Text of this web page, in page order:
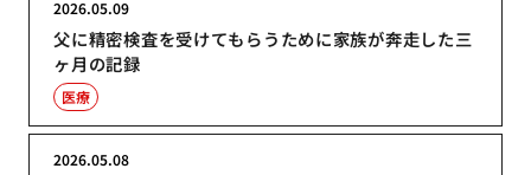
父に精密検査を受けてもらうために家族が奔走した三
ヶ月の記録
2026.05.09
医療
2026.05.08